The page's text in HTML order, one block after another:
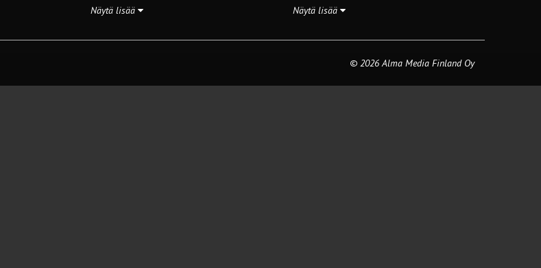
Näytä lisää
Näytä lisää
© 2026 Alma Media Finland Oy